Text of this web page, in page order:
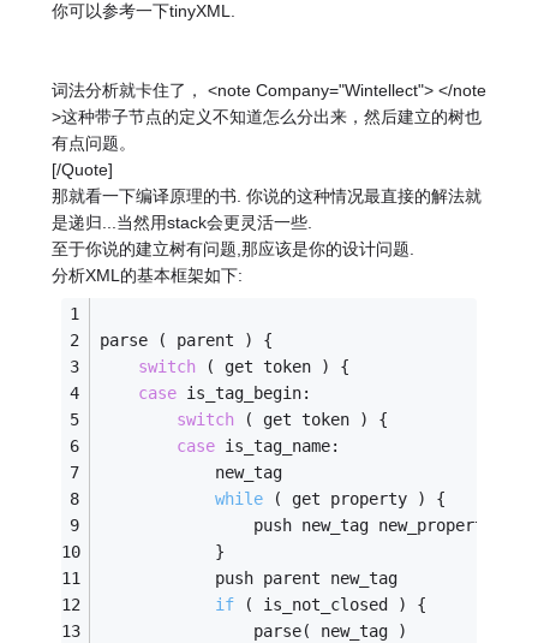
你可以参考一下tinyXML.
词法分析就卡住了， <note Company="Wintellect"> </note
>这种带子节点的定义不知道怎么分出来，然后建立的树也
有点问题。
[/Quote]
那就看一下编译原理的书. 你说的这种情况最直接的解法就
是递归...当然用stack会更灵活一些.
至于你说的建立树有问题,那应该是你的设计问题.
分析XML的基本框架如下:
parse ( parent ) {
switch ( get token ) {
case is_tag_begin:
switch ( get token ) {
case is_tag_name:
new_tag
while
( get property )
{
				push new_tag new_property
			}
push parent new_tag
if
( is_not_closed )
{
				parse( new_tag )